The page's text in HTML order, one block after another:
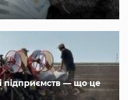
підприємств — що це